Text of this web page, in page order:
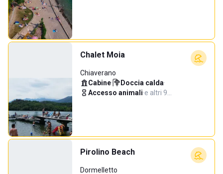
Chalet Moia
Chiaverano
Cabine· Doccia calda·
Accesso animali·e altri 9…
Pirolino Beach
Dormelletto